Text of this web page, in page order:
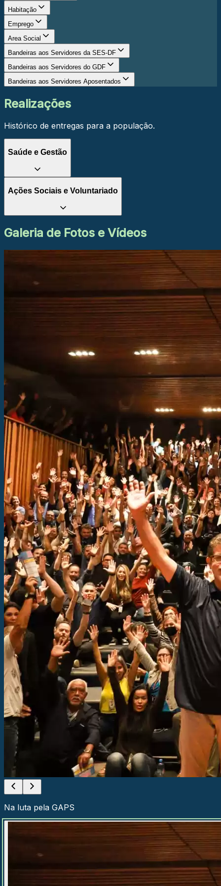
Habitação
Emprego
Area Social
Bandeiras aos Servidores da SES-DF
Bandeiras aos Servidores do GDF
Bandeiras aos Servidores Aposentados
Realizações
Histórico de entregas para a população.
Saúde e Gestão
Ações Sociais e Voluntariado
Galeria de Fotos e Vídeos
Na luta pela GAPS